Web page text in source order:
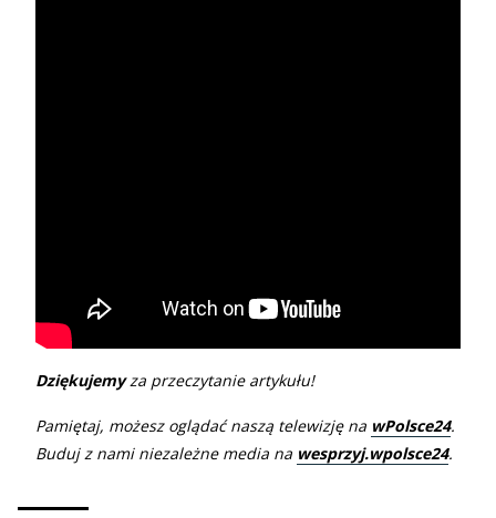
Dziękujemyza przeczytanie artykułu!
Pamiętaj, możesz oglądać naszą telewizję na wPolsce24.
Buduj z nami niezależne media na wesprzyj.wpolsce24.